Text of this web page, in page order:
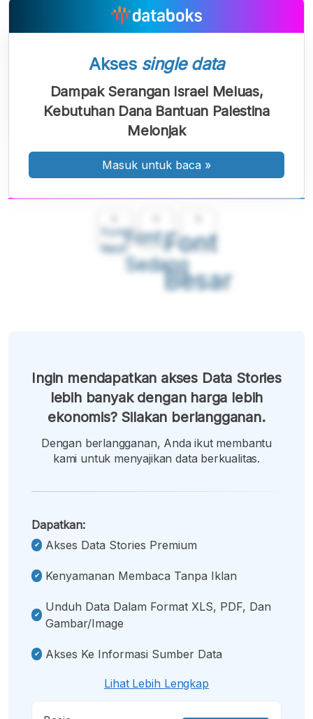
Font
Kecil
Font
Sedang
Font
Besar
Akses single data
Dampak Serangan Israel Meluas,
Kebutuhan Dana Bantuan Palestina
Melonjak
Masuk untuk baca »
Ingin mendapatkan akses Data Stories
lebih banyak dengan harga lebih
ekonomis? Silakan berlangganan.
Dengan berlangganan, Anda ikut membantu
kami untuk menyajikan data berkualitas.
Dapatkan:
Akses Data Stories Premium
Kenyamanan Membaca Tanpa Iklan
Unduh Data Dalam Format XLS, PDF, Dan
Gambar/image
Akses Ke Informasi Sumber Data
Lihat Lebih Lengkap